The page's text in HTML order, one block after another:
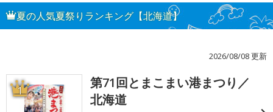
夏の人気夏祭りランキング【北海道】
2026/08/08 更新
1
第71回とまこまい港まつり／
北海道